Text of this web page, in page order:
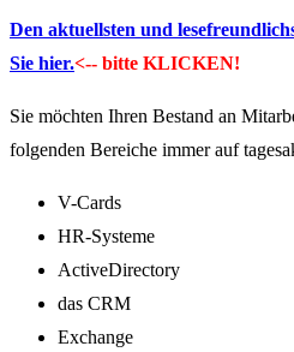
Den aktuellsten und
Sie hier.<-- bitte KLICKEN!
Sie möchten Ihren Bestand an
folgenden Bereiche immer auf
V-Cards
HR-Systeme
ActiveDirectory
das CRM
Exchange